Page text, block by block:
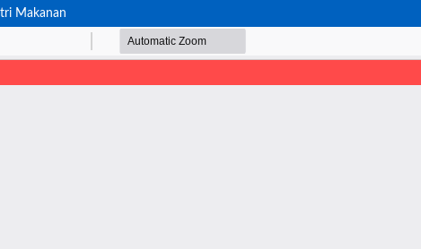
Makanan